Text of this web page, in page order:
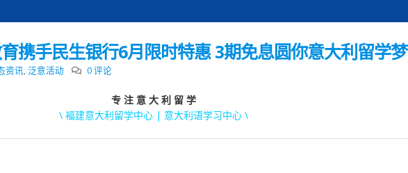
携手民生银行6月限时特惠 3期免息圆你意大利留学梦
资讯,泛意活动 0 评论
专 注 意 大 利 留 学
\ 福建意大利留学中心 | 意大利语学习中心 \